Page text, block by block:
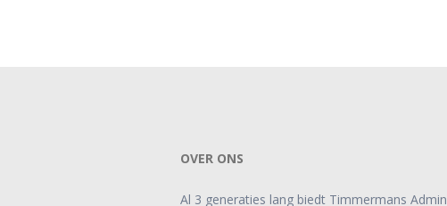
OVER ONS
Al 3 generaties lang biedt Timmermans